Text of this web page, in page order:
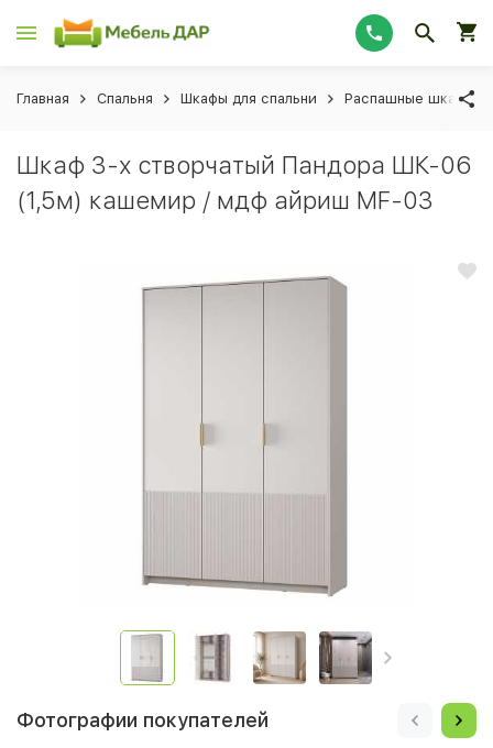
Главная Спальня Шкафы для спальни Распашные шкафы
Шкаф 3-х створчатый Пандора ШК-06
(1,5м) кашемир / мдф айриш MF-03
Фотографии покупателей